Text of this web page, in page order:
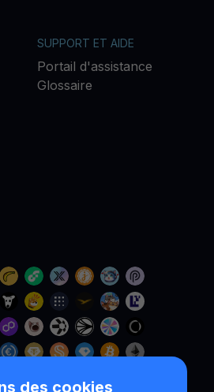
des cookies
SUPPORT ET AIDE
Portail d'assistance
Glossaire